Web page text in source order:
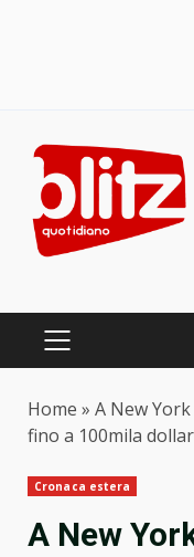
content
PRIMARY
Home » A New
fino a 100mila
Cronaca estera
A New